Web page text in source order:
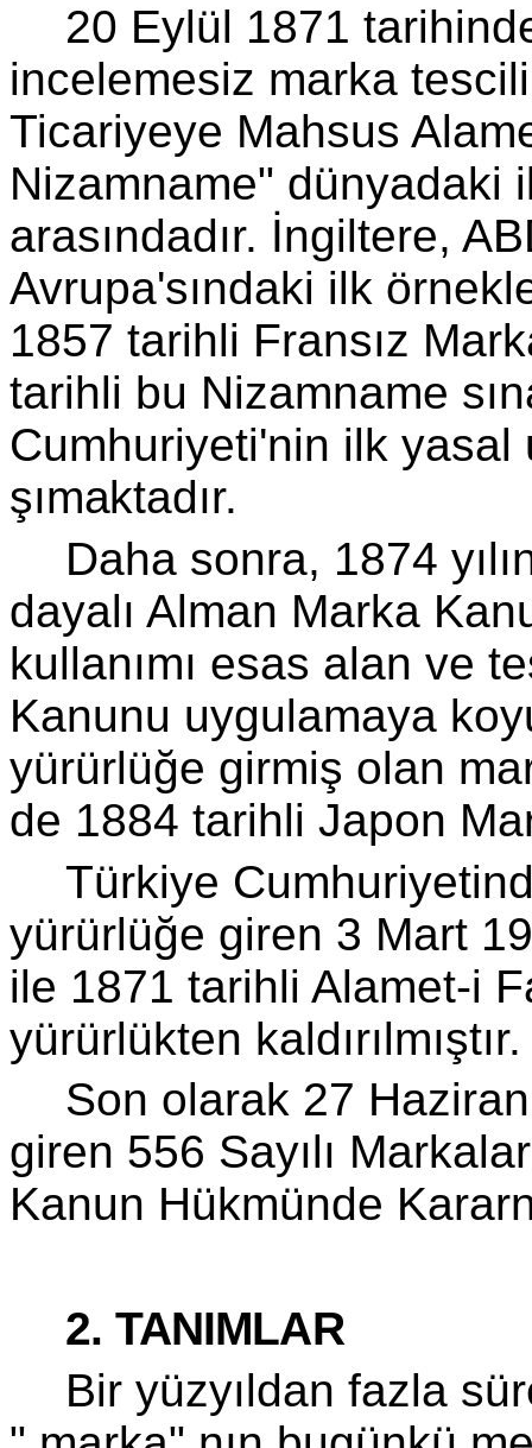
20 Eylül 1871
incelemesiz marka
Ticariyeye Mahsus
Nizamname" dün­yadaki
arasındadır. İngiltere,
Avrupa'sındaki ilk
1857 tarihli Fransız
tarihli bu Nizamname
Cumhuriyeti'nin ilk yasal
şımaktadır.
Daha sonra, 1874
dayalı Alman Marka
kullanımı esas alan ve
Kanunu uygulamaya
yürürlüğe gir­miş olan
de 1884 tarihli Japon
Türkiye
yürürlüğe giren 3 Mart
ile 1871 tarihli Alamet-i
yürürlükten kaldırılmıştır.
Son olarak 27
giren 556 Sayılı
Kanun Hükmünde
2. TANIMLAR
Bir yüzyıldan fazla